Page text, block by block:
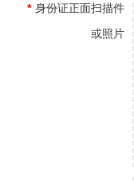
* 身份证正面扫描件
或照片